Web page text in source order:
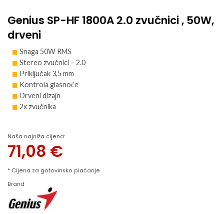
Genius SP-HF 1800A 2.0 zvučnici , 50W,
drveni
Snaga 50W RMS
Stereo zvučnici – 2.0
Priključak 3,5 mm
Kontrola glasnoće
Drveni dizajn
2x zvučnika
Naša najniža cijena:
71,08 €
* Cijena za gotovinsko plaćanje
Brand